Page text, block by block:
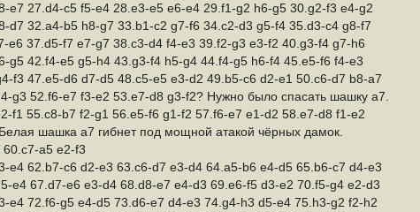
e7 27.d4-c5 f5-e4 28.e3-e5 e6-e4 29.f1-g2 h6-g5 30.g2-f3 e4-g2
d7 32.a4-b5 h8-g7 33.b1-c2 g7-f6 34.c2-d3 g5-f4 35.d3-c4 g8-f7
e6 37.d5-f7 e7-g7 38.c3-d4 f4-e3 39.f2-g3 e3-f2 40.g3-f4 g7-h6
g5 42.f4-e5 g5-h4 43.g3-f4 h5-g4 44.f4-g5 h6-f4 45.e5-f6 f4-e3
f3 47.e5-d6 d7-d5 48.c5-e5 e3-d2 49.b5-c6 d2-e1 50.c6-d7 b8-a7
g3 52.f6-e7 f3-e2 53.e7-d8 g3-f2? Нужно было спасать шашку а7.
f1 55.c8-b7 f2-g1 56.e5-f6 g1-f2 57.f6-e7 e1-d2 58.e7-d8 f1-e2
шашка а7 гибнет под мощной атакой чёрных дамок.
a5 e2-f3
e4 62.b7-c6 d2-e3 63.c6-d7 e3-d4 64.a5-b6 e4-d5 65.b6-c7 d4-e3
e4 67.d7-e6 e3-d4 68.d8-e7 e4-d3 69.e6-f5 d3-e2 70.f5-g4 e2-d3
e4 72.f6-g5 e4-d5 73.d6-e7 d4-e3 74.g4-h3 d5-e4 75.h3-g2 f2-h2